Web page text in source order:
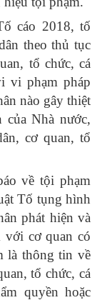
cáo 2018, tố
theo thủ tục
tổ chức, cá
vi phạm pháp
nào gây thiệt
của Nhà nước,
cơ quan, tổ
về tội phạm
Tố tụng hình
phát hiện và
với cơ quan có
là thông tin về
tổ chức, cá
quyền hoặc